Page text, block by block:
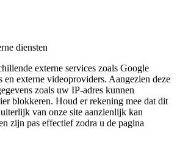
diensten
externe services zoals Google
externe videoproviders. Aangezien deze
zoals uw IP-adres kunnen
blokkeren. Houd er rekening mee dat dit
van onze site aanzienlijk kan
zijn pas effectief zodra u de pagina